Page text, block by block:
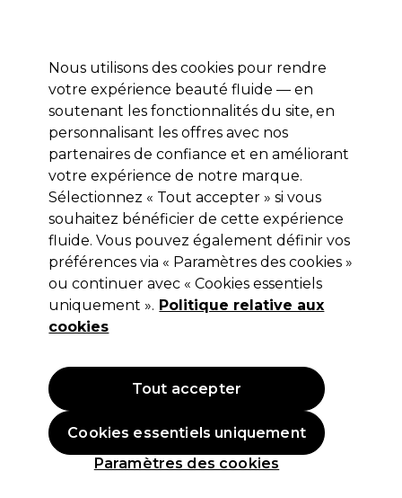
Se connecter
Marques Bons plans Coiffure Electro et Matériel
Livraison et délais
lire la suite
S-PRO
S-PRO Shampooing Argan 1L
)
6,65 €Hors TVA(TARIF PROFESSIONNEL)
7,98 €TVA incluse)
OFFRE
Nous utilisons des cookies pour rendre
votre expérience beauté fluide — en
soutenant les fonctionnalités du site, en
personnalisant les offres avec nos
partenaires de confiance et en améliorant
votre expérience de notre marque.
Sélectionnez « Tout accepter » si vous
souhaitez bénéficier de cette expérience
fluide. Vous pouvez également définir vos
préférences via « Paramètres des cookies »
ou continuer avec « Cookies essentiels
uniquement ». Politique relative aux
cookies
Paramètres des cookies
Cookies essentiels uniquement
Tout accepter